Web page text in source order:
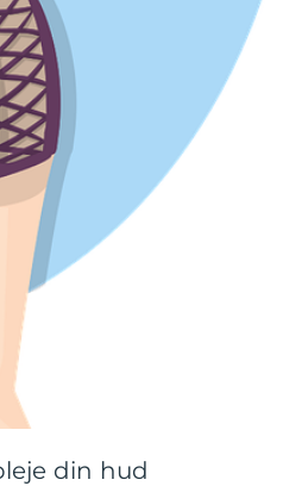
din hud